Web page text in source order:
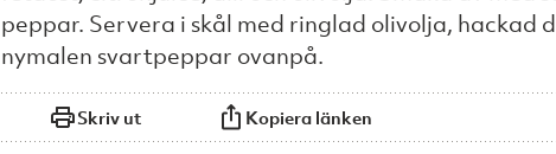
peppar. Servera i skål med ringlad olivolja, hackad
nymalen svartpeppar ovanpå.
Skriv ut Kopiera länken